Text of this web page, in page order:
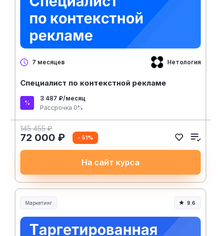
7 месяцев Нетология
Специалист по контекстной рекламе
3 487 ₽/месяц
Рассрочка 0%
145 455 ₽
72 000 ₽ - 51%
На сайт курса
Маркетинг 9.6